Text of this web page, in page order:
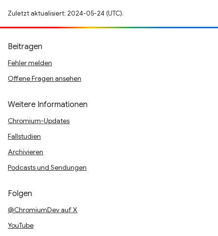
Zuletzt aktualisiert: 2024-05-24 (UTC).
Beitragen
Fehler melden
Offene Fragen ansehen
Weitere Informationen
Chromium-Updates
Fallstudien
Archivieren
Podcasts und Sendungen
Folgen
@ChromiumDev auf X
YouTube